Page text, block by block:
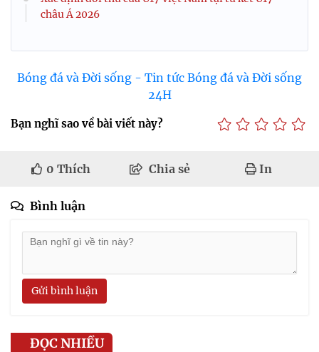
châu Á 2026
Bóng đá và Đời sống - Tin tức Bóng đá và Đời sống
24H
Bạn nghĩ sao về bài viết này?
0 Thích Chia sẻ In
Bình luận
Gửi bình luận
ĐỌC NHIỀU